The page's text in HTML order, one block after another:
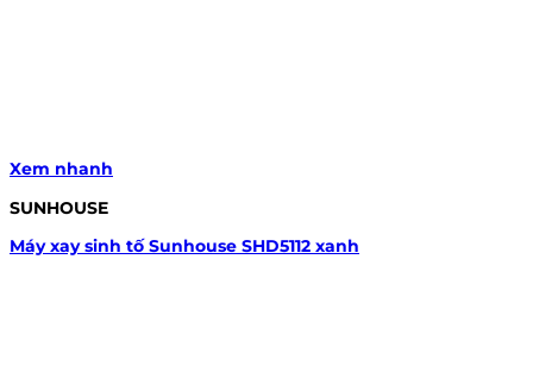
Xem nhanh
SUNHOUSE
Máy xay sinh tố Sunhouse SHD5112 xanh